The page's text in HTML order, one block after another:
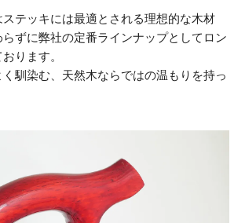
テッキには最適とされる理想的な木材
ずに弊社の定番ラインナップとしてロン
ります。
馴染む、天然木ならではの温もりを持っ